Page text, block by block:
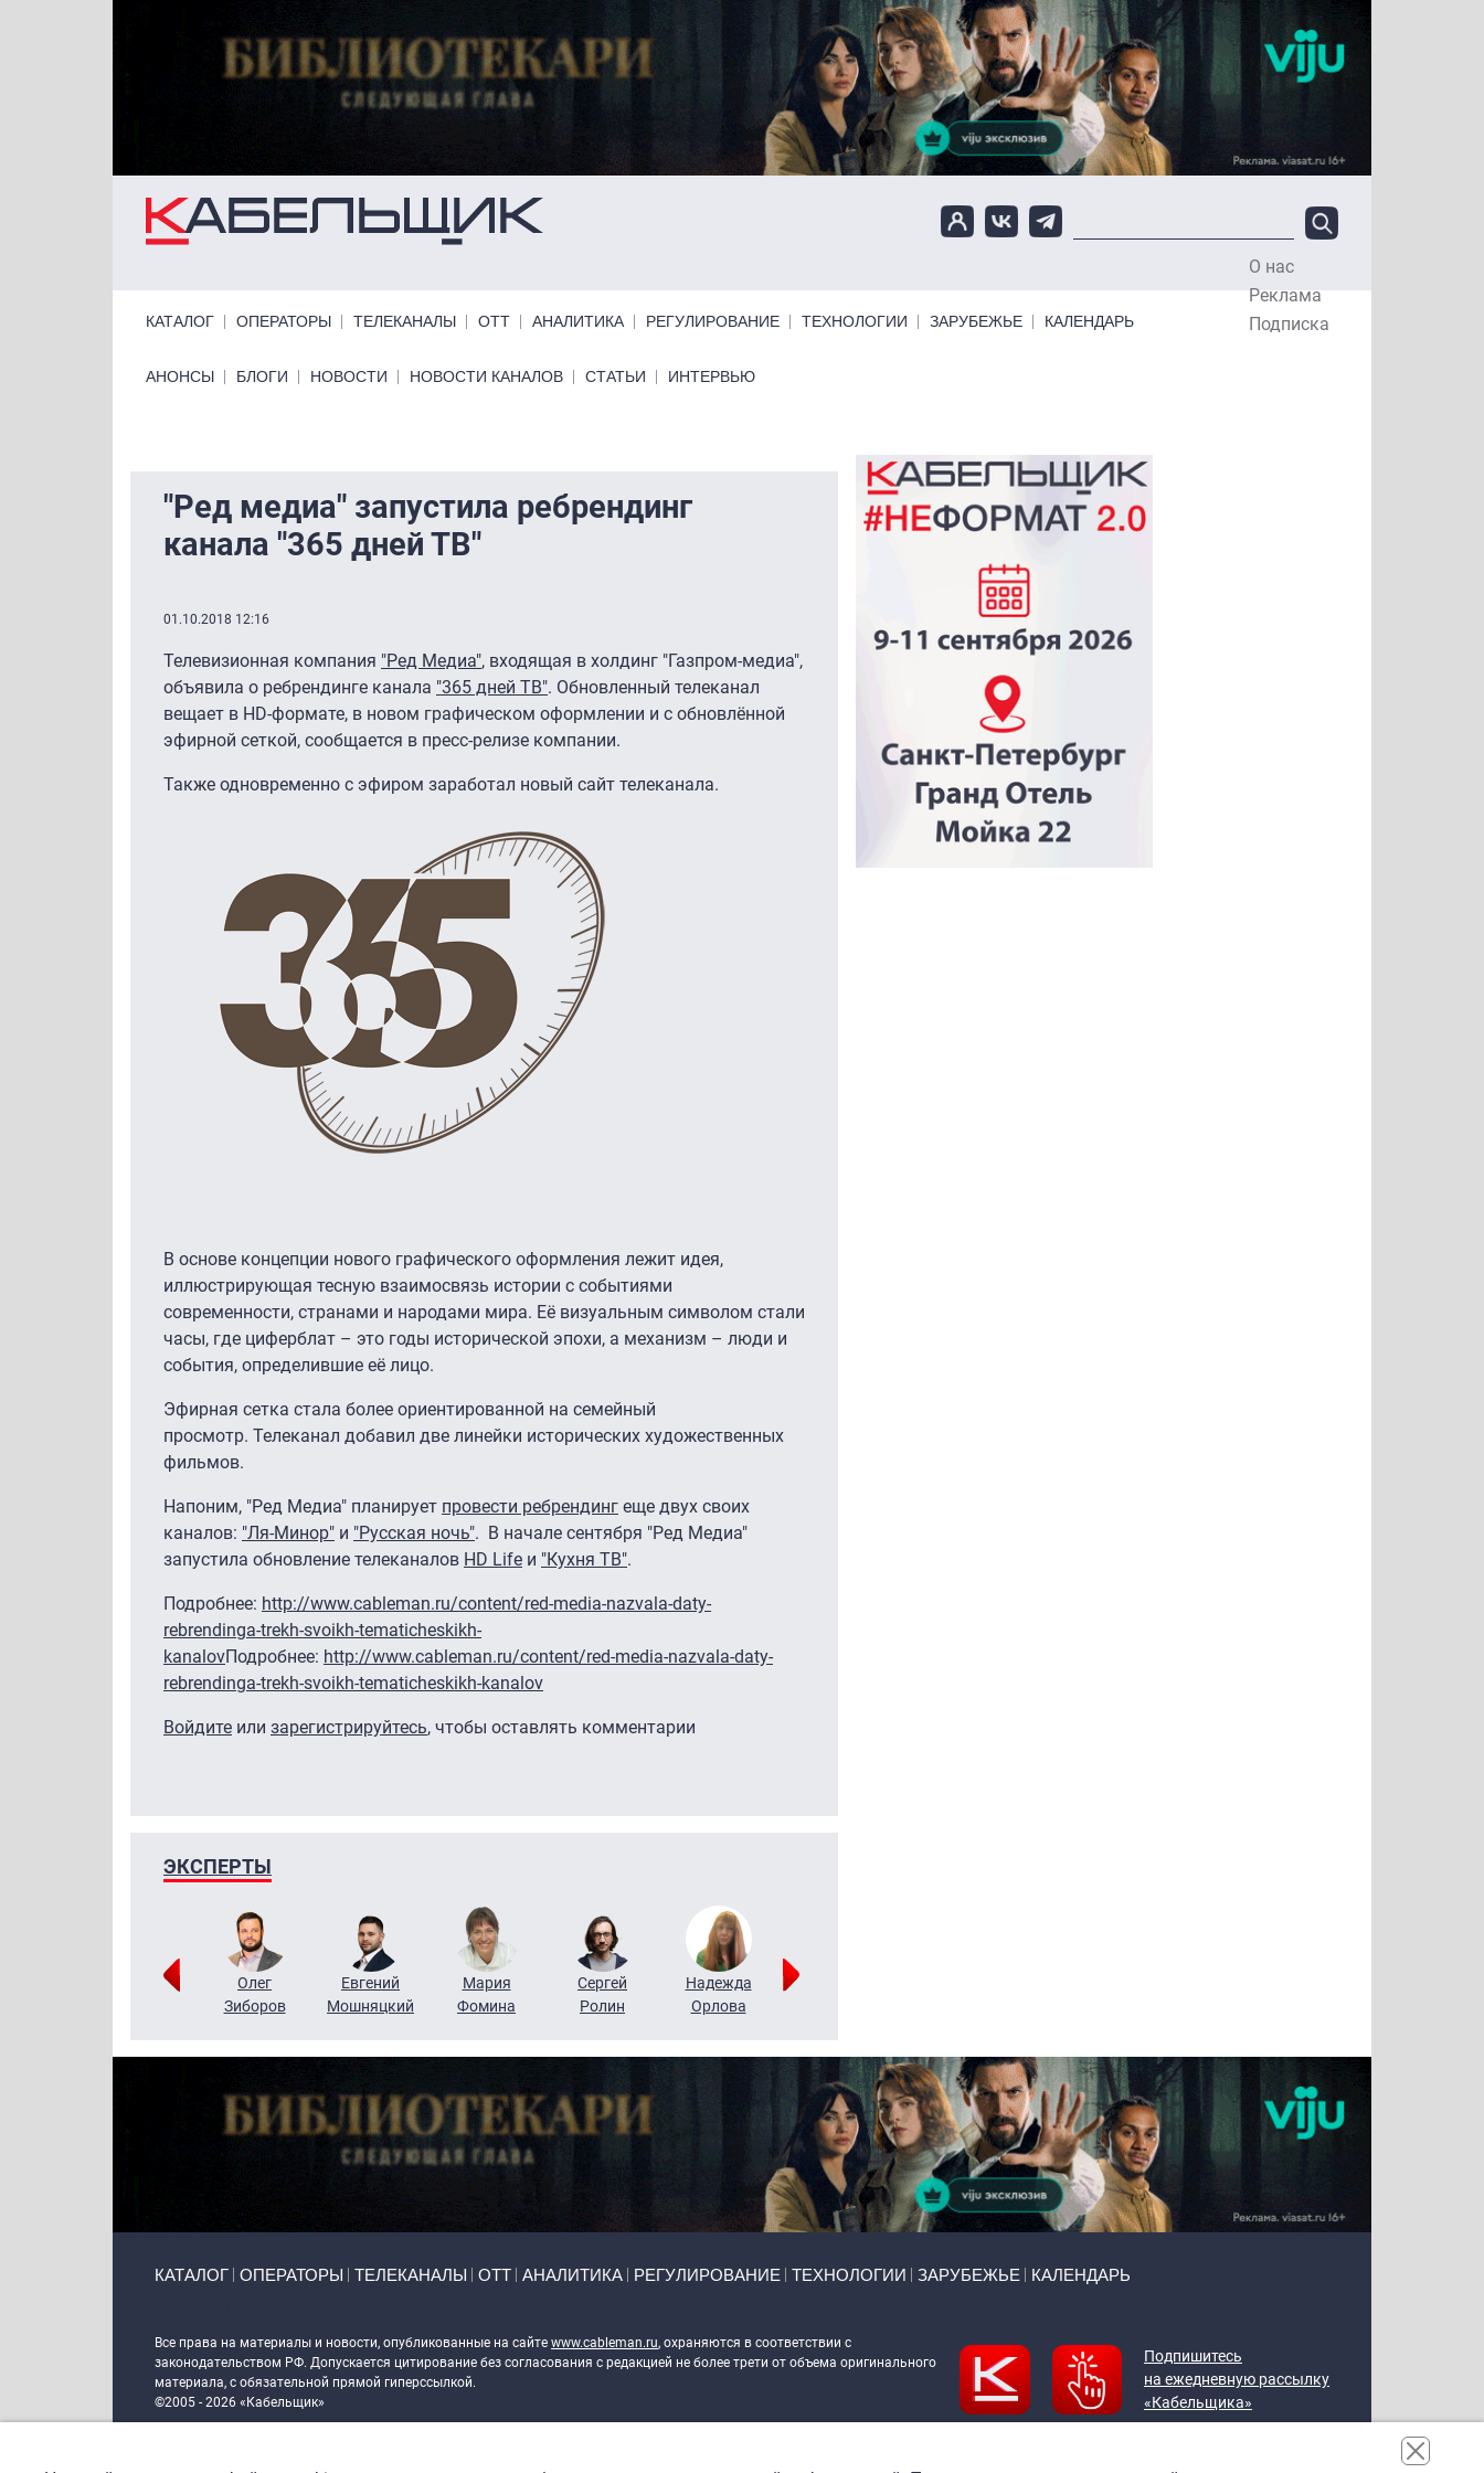
О нас
Реклама
Подписка
КАТАЛОГ ОПЕРАТОРЫ ТЕЛЕКАНАЛЫ ОТТ АНАЛИТИКА РЕГУЛИРОВАНИЕ ТЕХНОЛОГИИ ЗАРУБЕЖЬЕ КАЛЕНДАРЬ
Primary links bottom
АНОНСЫ БЛОГИ НОВОСТИ НОВОСТИ КАНАЛОВ СТАТЬИ ИНТЕРВЬЮ
"Ред медиа" запустила ребрендинг
канала "365 дней ТВ"
01.10.2018 12:16
Телевизионная компания "Ред Медиа", входящая в холдинг "Газпром-медиа",
объявила о ребрендинге канала "365 дней ТВ". Обновленный телеканал
вещает в HD-формате, в новом графическом оформлении и с обновлённой
эфирной сеткой, сообщается в пресс-релизе компании.
Также одновременно с эфиром заработал новый сайт телеканала.
В основе концепции нового графического оформления лежит идея,
иллюстрирующая тесную взаимосвязь истории с событиями
современности, странами и народами мира. Её визуальным символом стали
часы, где циферблат – это годы исторической эпохи, а механизм – люди и
события, определившие её лицо.
Эфирная сетка стала более ориентированной на семейный
просмотр. Телеканал добавил две линейки исторических художественных
фильмов.
Напоним, "Ред Медиа" планирует провести ребрендинг еще двух своих
каналов: "Ля-Минор" и "Русская ночь". В начале сентября "Ред Медиа"
запустила обновление телеканалов HD Life и "Кухня ТВ".
Подробнее: http://www.cableman.ru/content/red-media-nazvala-daty-
rebrendinga-trekh-svoikh-tematicheskikh-
kanalovПодробнее: http://www.cableman.ru/content/red-media-nazvala-daty-
rebrendinga-trekh-svoikh-tematicheskikh-kanalov
Войдите или зарегистрируйтесь, чтобы оставлять комментарии
ЭКСПЕРТЫ
Григорий
Олег
Зиборов
Евгений
Мошняцкий
Мария
Фомина
Сергей
Ролин
Надежда
Орлова
КАТАЛОГ ОПЕРАТОРЫ ТЕЛЕКАНАЛЫ ОТТ АНАЛИТИКА РЕГУЛИРОВАНИЕ ТЕХНОЛОГИИ ЗАРУБЕЖЬЕ КАЛЕНДАРЬ
Все права на материалы и новости, опубликованные на сайте www.cableman.ru, охраняются в соответствии с
законодательством РФ. Допускается цитирование без согласования с редакцией не более трети от объема оригинального
материала, с обязательной прямой гиперссылкой.
©2005 - 2026 «Кабельщик»
Подпишитесь
на ежедневную рассылку
«Кабельщика»